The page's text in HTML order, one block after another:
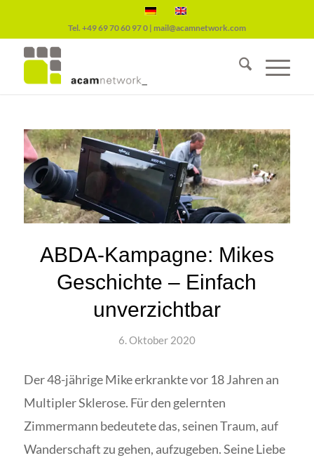
Tel. +49 69 70 60 97 0| mail@acamnetwork.com
ABDA-Kampagne: Mikes
Geschichte – Einfach
unverzichtbar
6. Oktober 2020
Der 48-jährige Mike erkrankte vor 18 Jahren an
Multipler Sklerose. Für den gelernten
Zimmermann bedeutete das, seinen Traum, auf
Wanderschaft zu gehen, aufzugeben. Seine Liebe